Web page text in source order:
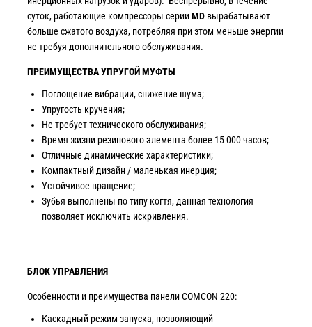
суток, работающие компрессоры серииMD вырабатывают
больше сжатого воздуха, потребляя при этом меньше энергии
не требуя дополнительного обслуживания.
ПРЕИМУЩЕСТВА УПРУГОЙ МУФТЫ
Поглощение вибрации, снижение шума;
Упругость кручения;
Не требует технического обслуживания;
Время жизни резинового элемента более 15 000 часов;
Отличные динамические характеристики;
Компактный дизайн / маленькая инерция;
Устойчивое вращение;
Зубья выполнены по типу когтя, данная технология
позволяет исключить искривления.
БЛОК УПРАВЛЕНИЯ
Особенности и преимущества панели COMCON 220:
Каскадный режим запуска, позволяющий